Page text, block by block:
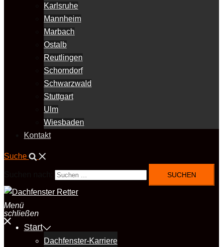
Karlsruhe
Mannheim
Marbach
Ostalb
Reutlingen
Schorndorf
Schwarzwald
Stuttgart
Ulm
Wiesbaden
Kontakt
Suche
Menü
schließen
Start
Dachfenster-Karriere